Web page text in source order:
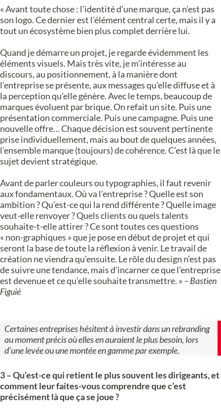
« Avant toute chose : l’identité d’une marque, ça n’est pas
son logo. Ce dernier est l’élément central certe, mais il y a
tout un écosystème bien plus complet derrière lui.
Quand je démarre un projet, je regarde évidemment les
éléments visuels. Mais très vite, je m’intéresse au
discours, au positionnement, à la manière dont
l’entreprise se présente, aux messages qu’elle diffuse et à
la perception qu’elle génère. Avec le temps, beaucoup de
marques évoluent par brique. On refait un site. Puis une
présentation commerciale. Puis une campagne. Puis une
nouvelle offre… Chaque décision est souvent pertinente
prise individuellement, mais au bout de quelques années,
l’ensemble manque (toujours) de cohérence. C’est là que le
sujet devient stratégique.
Avant de parler couleurs ou typographies, il faut revenir
aux fondamentaux. Où va l’entreprise ? Quelle est son
ambition ? Qu’est-ce qui la rend différente ? Quelle image
veut-elle renvoyer ? Quels clients ou quels talents
souhaite-t-elle attirer ? Ce sont toutes ces questions
« non-graphiques » que je pose en début de projet et qui
seront la base de toute la réflexion à venir. Le travail de
création ne viendra qu’ensuite. Le rôle du design n’est pas
de suivre une tendance, mais d’incarner ce que l’entreprise
est devenue et ce qu’elle souhaite transmettre. » – Bastien
Figuié
Certaines entreprises hésitent à investir dans un rebranding
au moment précis où elles en auraient le plus besoin, lors
d’une levée ou une montée en gamme par exemple.
3 – Qu’est-ce qui retient le plus souvent les dirigeants, et
comment leur faites-vous comprendre que c’est
précisément là que ça se joue ?